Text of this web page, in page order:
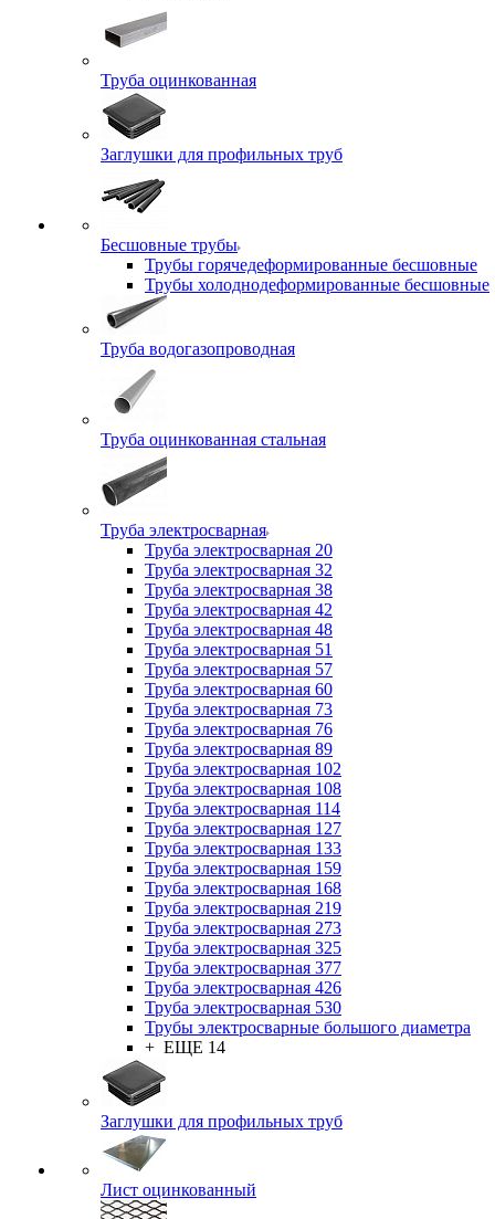
Труба оцинкованная
Заглушки для профильных труб
Бесшовные трубы
Трубы горячедеформированные бесшовные
Трубы холоднодеформированные бесшовные
Труба водогазопроводная
Труба оцинкованная стальная
Труба электросварная
Труба электросварная 20
Труба электросварная 32
Труба электросварная 38
Труба электросварная 42
Труба электросварная 48
Труба электросварная 51
Труба электросварная 57
Труба электросварная 60
Труба электросварная 73
Труба электросварная 76
Труба электросварная 89
Труба электросварная 102
Труба электросварная 108
Труба электросварная 114
Труба электросварная 127
Труба электросварная 133
Труба электросварная 159
Труба электросварная 168
Труба электросварная 219
Труба электросварная 273
Труба электросварная 325
Труба электросварная 377
Труба электросварная 426
Труба электросварная 530
Трубы электросварные большого диаметра
+ ЕЩЕ 14
Заглушки для профильных труб
Лист оцинкованный